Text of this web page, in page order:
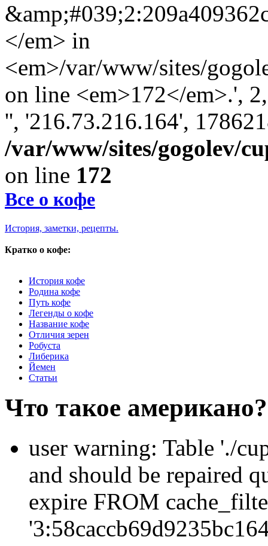
</em> in
<em>/var/www/sites/
on line <em>172</em>.',
'', '216.73.216.164',
/var/www/sites/gogolev/
on line 172
Все о кофе
История, заметки, рецепты.
Кратко о кофе:
История кофе
Родина кофе
Путь кофе
Легенды о кофе
Название кофе
Отличия зерен
Робуста
Либерика
Йемен
Статьи
Что такое американо?
user warning: Table './
and should be repaired
expire FROM